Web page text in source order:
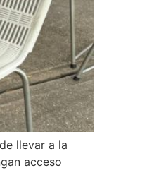
llevar a la
acceso